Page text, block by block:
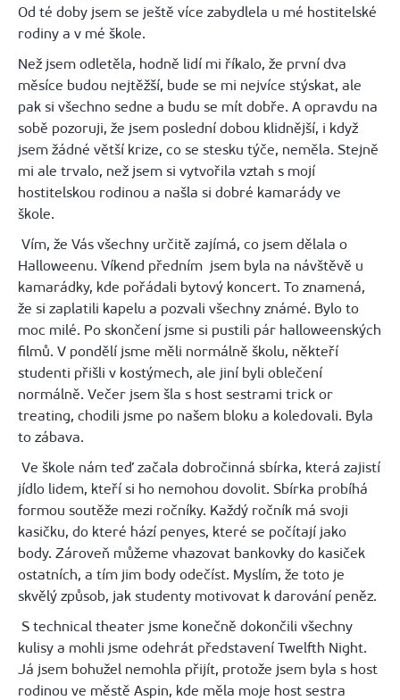
Od té doby jsem se ještě více zabydlela u mé hostitelské
rodiny a v mé škole.
Než jsem odletěla, hodně lidí mi říkalo, že první dva
měsíce budou nejtěžší, bude se mi nejvíce stýskat, ale
pak si všechno sedne a budu se mít dobře. A opravdu na
sobě pozoruji, že jsem poslední dobou klidnější, i když
jsem žádné větší krize, co se stesku týče, neměla. Stejně
mi ale trvalo, než jsem si vytvořila vztah s mojí
hostitelskou rodinou a našla si dobré kamarády ve
škole.
Vím, že Vás všechny určitě zajímá, co jsem dělala o
Halloweenu. Víkend předním jsem byla na návštěvě u
kamarádky, kde pořádali bytový koncert. To znamená,
že si zaplatili kapelu a pozvali všechny známé. Bylo to
moc milé. Po skončení jsme si pustili pár halloweenských
filmů. V pondělí jsme měli normálně školu, někteří
studenti přišli v kostýmech, ale jiní byli oblečení
normálně. Večer jsem šla s host sestrami trick or
treating, chodili jsme po našem bloku a koledovali. Byla
to zábava.
Ve škole nám teď začala dobročinná sbírka, která zajistí
jídlo lidem, kteří si ho nemohou dovolit. Sbírka probíhá
formou soutěže mezi ročníky. Každý ročník má svoji
kasičku, do které hází penyes, které se počítají jako
body. Zároveň můžeme vhazovat bankovky do kasiček
ostatních, a tím jim body odečíst. Myslím, že toto je
skvělý způsob, jak studenty motivovat k darování peněz.
S technical theater jsme konečně dokončili všechny
kulisy a mohli jsme odehrát představení Twelfth Night.
Já jsem bohužel nemohla přijít, protože jsem byla s host
rodinou ve městě Aspin, kde měla moje host sestra